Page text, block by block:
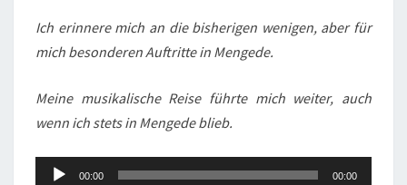
Ich erinnere mich an die bisherigen wenigen, aber für
mich besonderen Auftritte in Mengede.
Meine musikalische Reise führte mich weiter, auch
wenn ich stets in Mengede blieb.
Audio-
00:00 00:00